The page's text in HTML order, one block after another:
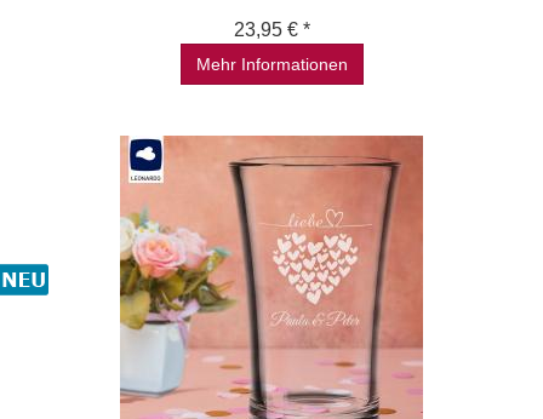
23,95 € *
Mehr Informationen